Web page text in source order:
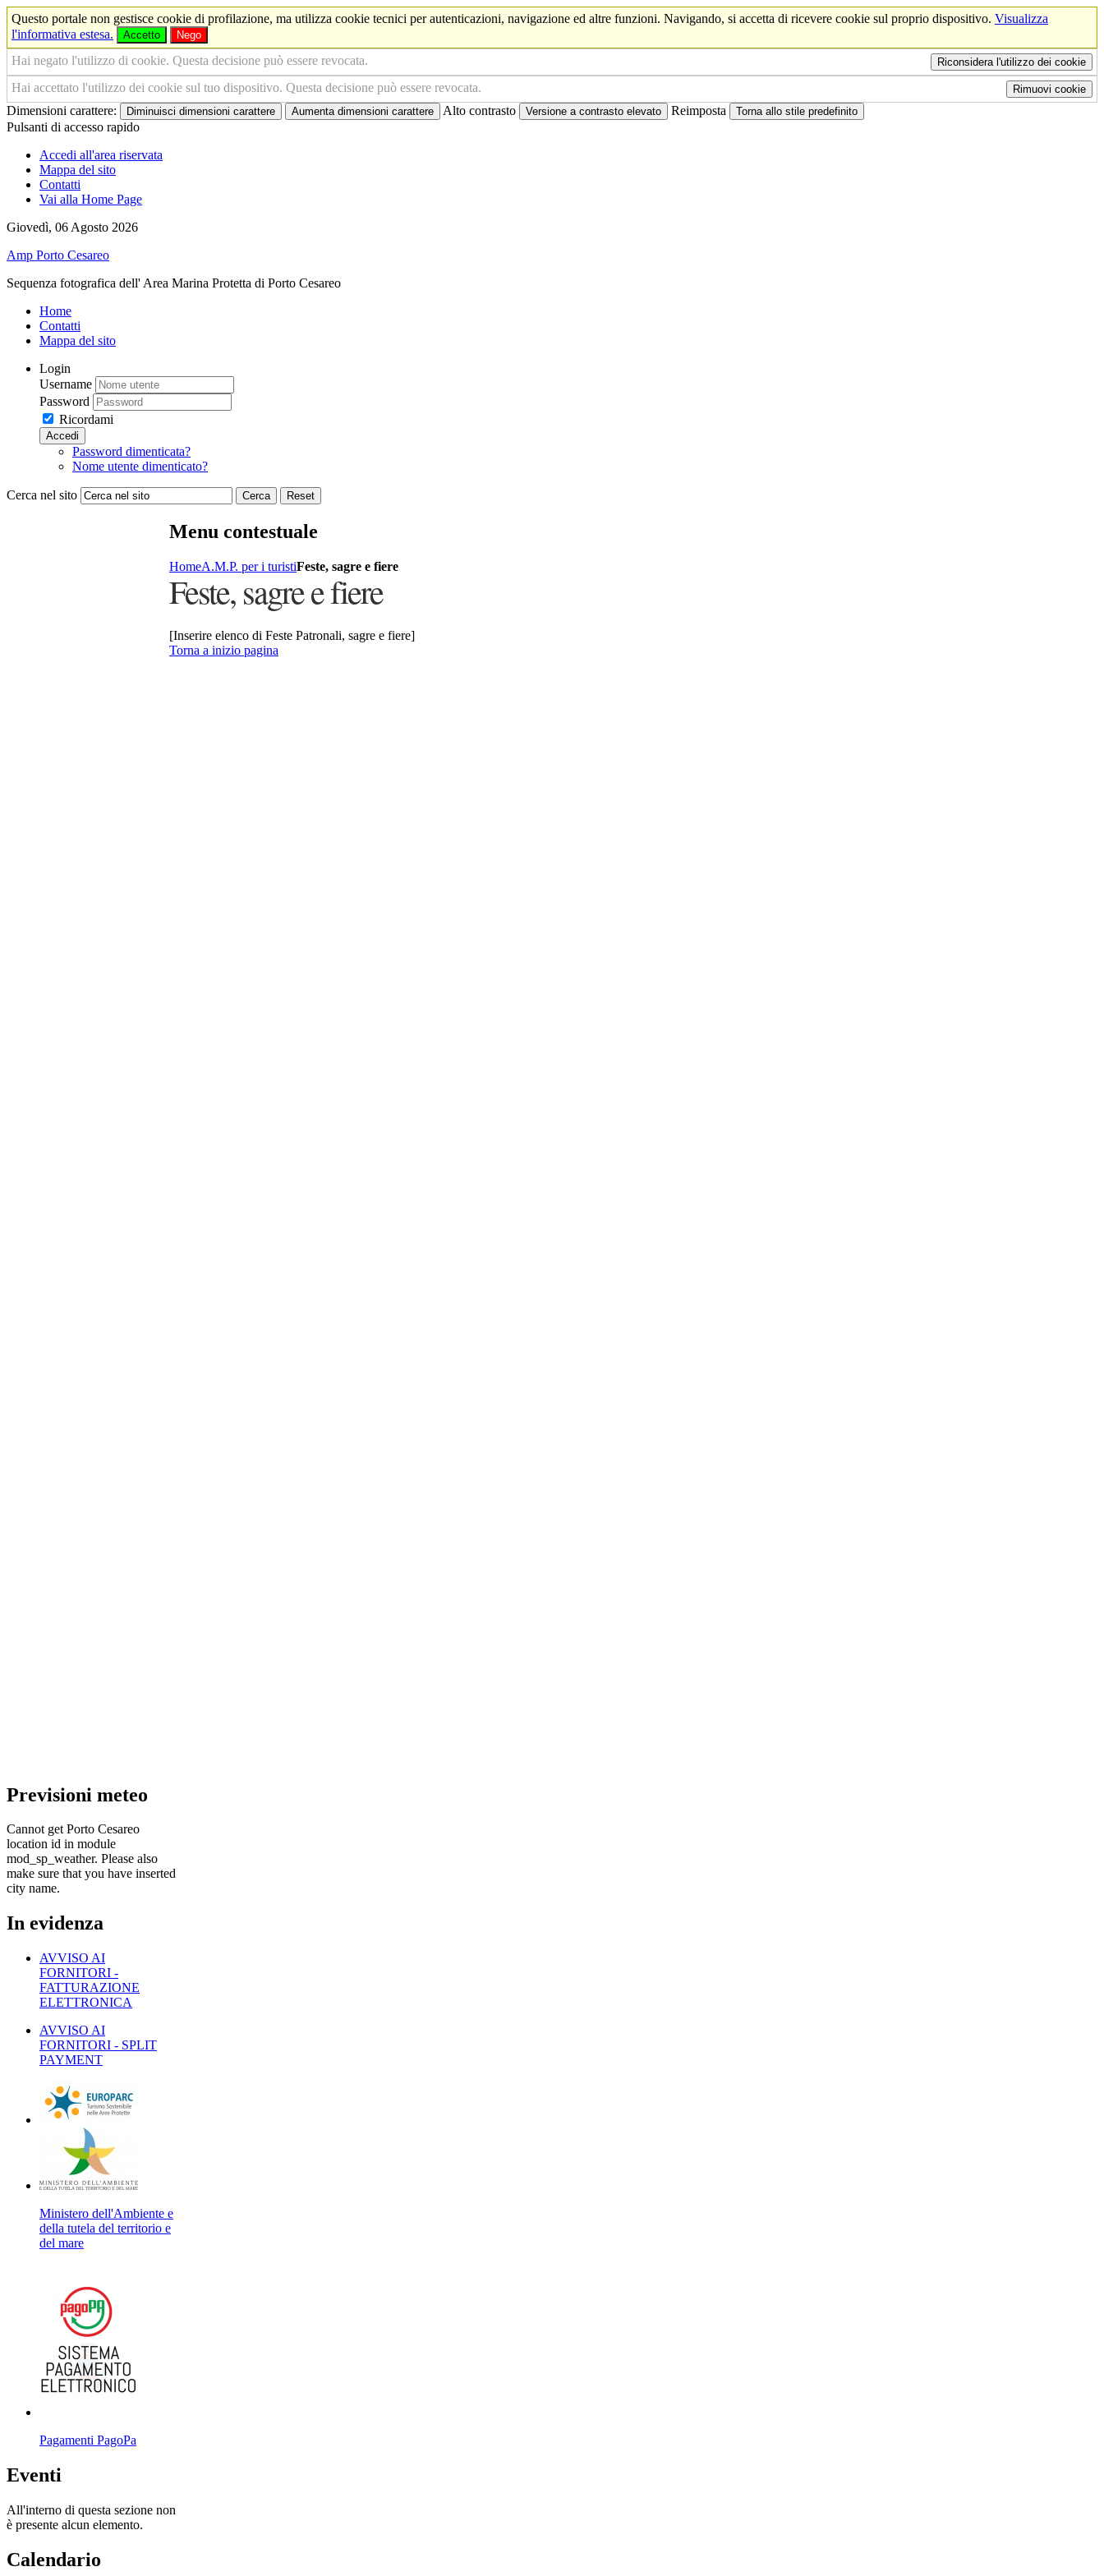
Questo portale non gestisce cookie di profilazione, ma utilizza cookie tecnici per autenticazioni, navigazione ed altre funzioni. Navigando, si accetta di ricevere cookie sul proprio dispositivo. Visualizza
l'informativa estesa.
Accetto Nego
Hai negato l'utilizzo di cookie. Questa decisione può essere revocata. Riconsidera l'utilizzo dei cookie
Hai accettato l'utilizzo dei cookie sul tuo dispositivo. Questa decisione può essere revocata. Rimuovi cookie
Dimensioni carattere: Diminuisci dimensioni carattere Aumenta dimensioni carattere Alto contrasto Versione a contrasto elevato Reimposta Torna allo stile predefinito
Pulsanti di accesso rapido
Accedi all'area riservata
Mappa del sito
Contatti
Vai alla Home Page
Giovedì, 06 Agosto 2026
Amp Porto Cesareo
Sequenza fotografica dell' Area Marina Protetta di Porto Cesareo
Home
Contatti
Mappa del sito
Login
Username
Password
Ricordami
Accedi
Password dimenticata?
Nome utente dimenticato?
Cerca nel sito Cerca Reset
Menu contestuale
HomeA.M.P. per i turistiFeste, sagre e fiere
Feste, sagre e fiere
[Inserire elenco di Feste Patronali, sagre e fiere]
Torna a inizio pagina
Previsioni meteo
Cannot get Porto Cesareo
location id in module
mod_sp_weather. Please also
make sure that you have inserted
city name.
In evidenza
AVVISO AI
FORNITORI -
FATTURAZIONE
ELETTRONICA
AVVISO AI
FORNITORI - SPLIT
PAYMENT
Ministero dell'Ambiente e
della tutela del territorio e
del mare
Pagamenti PagoPa
Eventi
All'interno di questa sezione non
è presente alcun elemento.
Calendario